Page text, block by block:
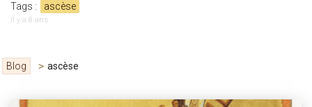
Tags :
ascèse
il y a 8 ans
Blog > ascèse